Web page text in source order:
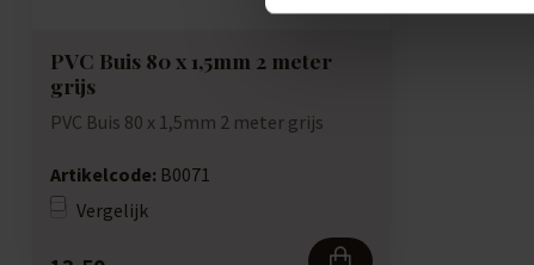
PVC Buis 80 x 1,5mm 2 meter
grijs
PVC Buis 80 x 1,5mm 2 meter grijs
Artikelcode: B0071
Vergelijk